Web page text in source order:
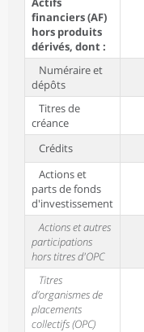
financiers (AF)
hors produits
dérivés, dont :
Numéraire et
dépôts
Titres de
créance
Crédits
Actions et
parts de fonds
d'investissement
Actions et autres
participations
hors titres d'OPC
Titres
d’organismes de
placements
collectifs (OPC)